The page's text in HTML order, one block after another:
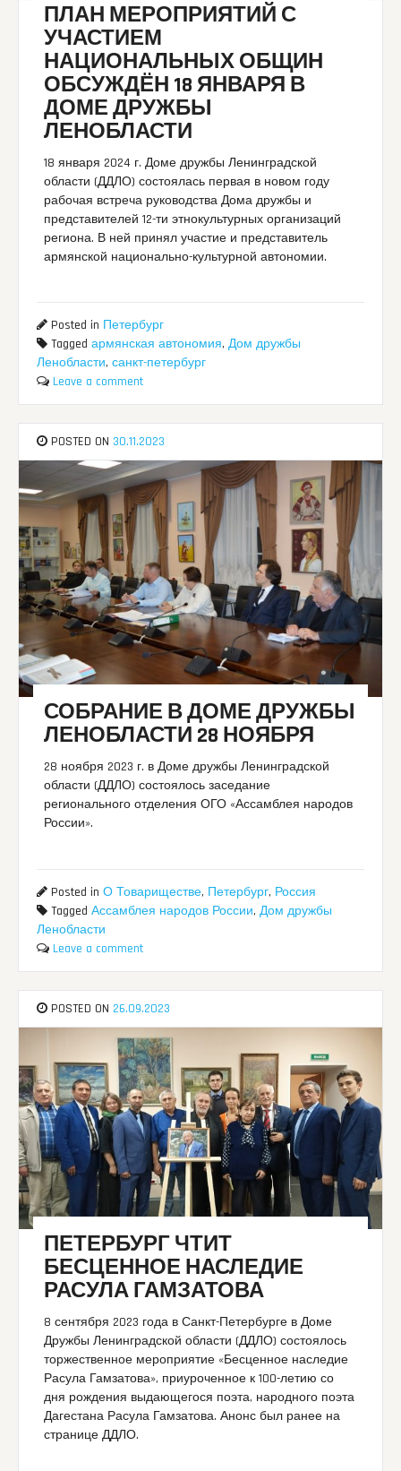
ПЛАН МЕРОПРИЯТИЙ С
УЧАСТИЕМ
НАЦИОНАЛЬНЫХ ОБЩИН
ОБСУЖДЁН 18 ЯНВАРЯ В
ДОМЕ ДРУЖБЫ
ЛЕНОБЛАСТИ
18 января 2024 г. Доме дружбы Ленинградской
области (ДДЛО) состоялась первая в новом году
рабочая встреча руководства Дома дружбы и
представителей 12-ти этнокультурных организаций
региона. В ней принял участие и представитель
армянской национально-культурной автономии.
Posted in Петербург
Taggedармянская автономия,Дом дружбы
Ленобласти,санкт-петербург
Leave a comment
POSTED ON 30.11.2023
СОБРАНИЕ В ДОМЕ ДРУЖБЫ
ЛЕНОБЛАСТИ 28 НОЯБРЯ
28 ноября 2023 г. в Доме дружбы Ленинградской
области (ДДЛО) состоялось заседание
регионального отделения ОГО «Ассамблея народов
России».
Posted inО Товариществе, Петербург, Россия
TaggedАссамблея народов России,Дом дружбы
Ленобласти
Leave a comment
POSTED ON 26.09.2023
ПЕТЕРБУРГ ЧТИТ
БЕСЦЕННОЕ НАСЛЕДИЕ
РАСУЛА ГАМЗАТОВА
8 сентября 2023 года в Санкт-Петербурге в Доме
Дружбы Ленинградской области (ДДЛО) состоялось
торжественное мероприятие «Бесценное наследие
Расула Гамзатова», приуроченное к 100-летию со
дня рождения выдающегося поэта, народного поэта
Дагестана Расула Гамзатова. Анонс был ранее на
странице ДДЛО.